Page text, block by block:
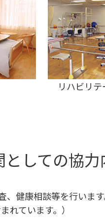
リハビリ
しての協力
健康相談等を行いま
れています。）